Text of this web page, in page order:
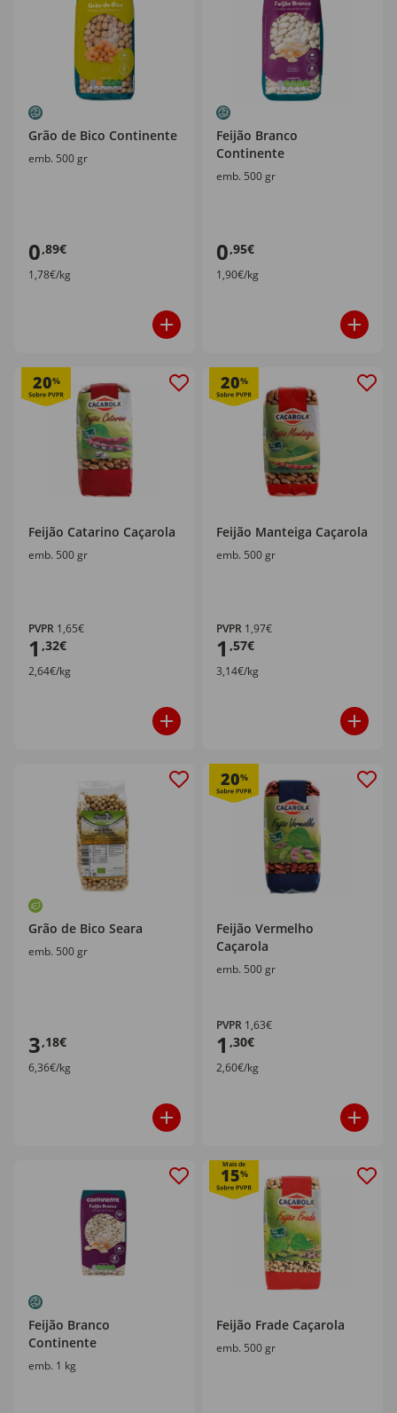
Grão de Bico Continente
emb. 500 gr
0,89€
1,78€/kg
Feijão Branco
Continente
emb. 500 gr
0,95€
1,90€/kg
20%
Feijão Catarino Caçarola
emb. 500 gr
PVPR 1,65€
1 ,32€
2,64€/kg
20%
Feijão Manteiga Caçarola
emb. 500 gr
PVPR 1,97€
1 ,57€
3,14€/kg
Grão de Bico Seara
emb. 500 gr
3,18€
6,36€/kg
20%
Feijão Vermelho
Caçarola
emb. 500 gr
PVPR 1,63€
1 ,30€
2,60€/kg
Feijão Branco
Continente
emb. 1 kg
Mais de
15%
Feijão Frade Caçarola
emb. 500 gr